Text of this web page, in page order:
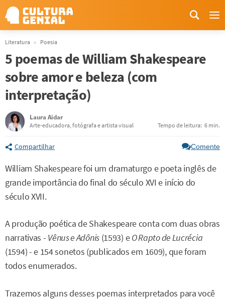
Literatura Poesia
5 poemas de William Shakespeare
sobre amor e beleza (com
interpretação)
Laura Aidar
Arte-educadora, fotógrafa e artista visual Tempo de leitura: 6 min.
Compartilhar Comente
William Shakespeare foi um dramaturgo e poeta inglês de
grande importância do final do século XVI e início do
século XVII.
A produção poética de Shakespeare conta com duas obras
narrativas - Vênus e Adônis(1593) eO Rapto de Lucrécia
(1594) - e 154 sonetos (publicados em 1609), que foram
todos enumerados.
Trazemos alguns desses poemas interpretados para você